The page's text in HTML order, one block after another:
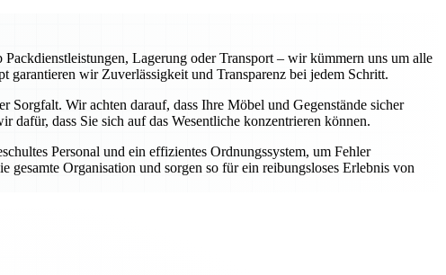
Lagerung oder Transport – wir kümmern uns um alle
garantieren wir Zuverlässigkeit und Transparenz bei jedem Schritt.
Wir achten darauf, dass Ihre Möbel und Gegenstände sicher
dafür, dass Sie sich auf das Wesentliche konzentrieren können.
Personal und ein effizientes Ordnungssystem, um Fehler
Organisation und sorgen so für ein reibungsloses Erlebnis von